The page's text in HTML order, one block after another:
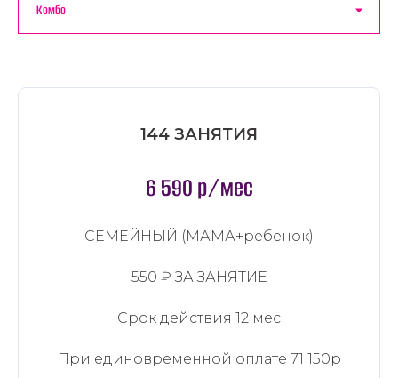
144 ЗАНЯТИЯ
6 590 р/мес
СЕМЕЙНЫЙ (МАМА+ребенок)
550 ₽ ЗА ЗАНЯТИЕ
Срок действия 12 мес
При единовременной оплате 71 150р